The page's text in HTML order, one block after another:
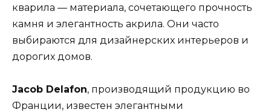
кварила — материала, сочетающего прочность
камня и элегантность акрила. Они часто
выбираются для дизайнерских интерьеров и
дорогих домов.
Jacob Delafon, производящий продукцию во
Франции, известен элегантными